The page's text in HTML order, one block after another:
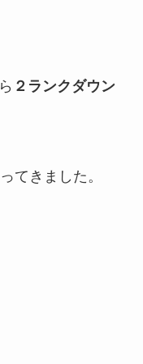
２ランクダウン
てきました。